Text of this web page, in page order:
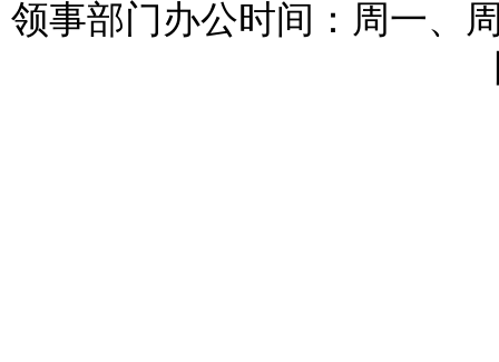
领事部门办公时间：周一、